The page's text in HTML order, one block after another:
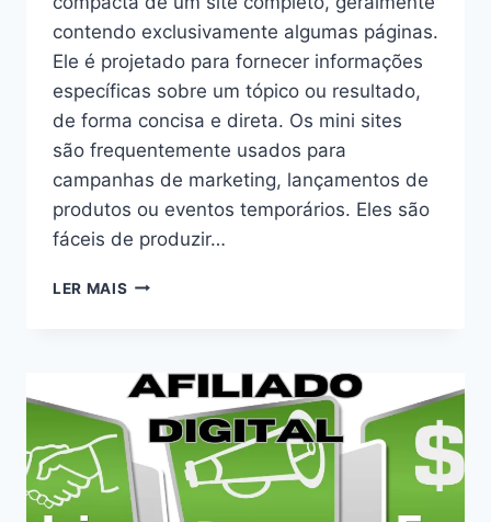
contendo exclusivamente algumas páginas.
Ele é projetado para fornecer informações
específicas sobre um tópico ou resultado,
de forma concisa e direta. Os mini sites
são frequentemente usados para
campanhas de marketing, lançamentos de
produtos ou eventos temporários. Eles são
fáceis de produzir…
LER MAIS MINI